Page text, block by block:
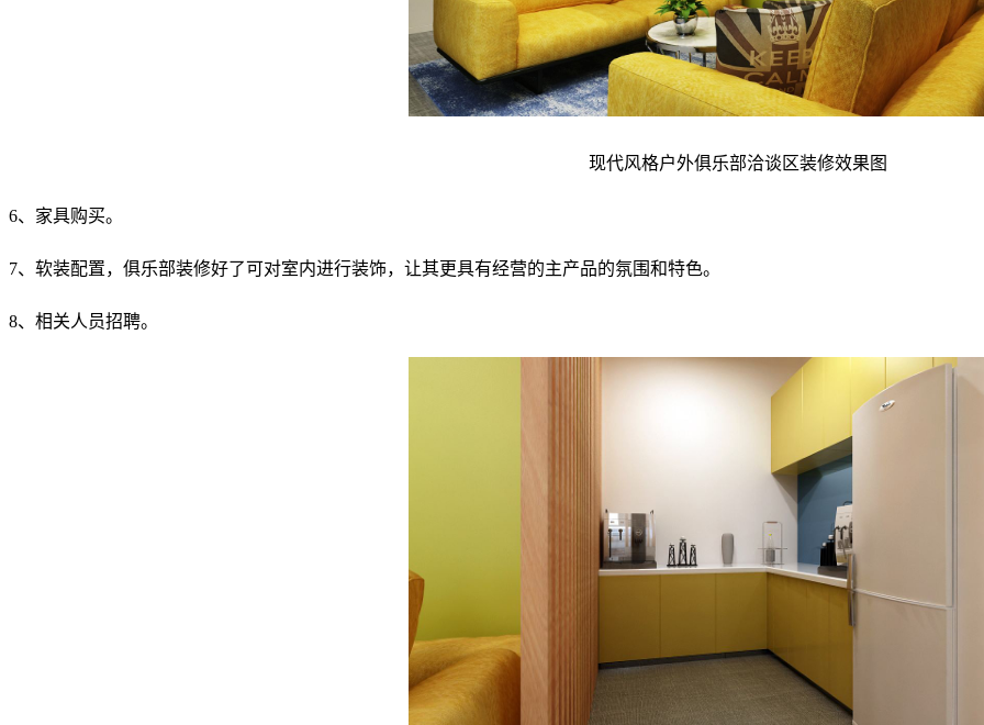
现代风格户外俱乐部洽谈区装修效果图
6、家具购买。
7、软装配置，俱乐部装修好了可对室内进行装饰，让其更具有经营的主产品的氛围和特色。
8、相关人员招聘。